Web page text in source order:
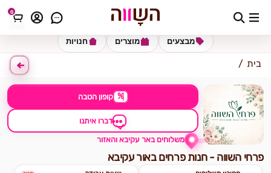
0 כתובת למשלוח הזינו כתובת
חנויות מוצרים מבצעים
בית
% קופון הטבה
דברו איתנו
משלוחים באר עקיבא והאזור
פרחי השווה - חנות פרחים באור עקיבא